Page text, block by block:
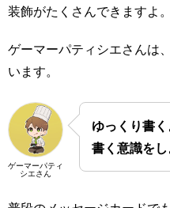
装飾がたくさんできますよ。
ゲーマーパティシエさんは
います。
ゲーマーパティ
シエさん
ゆっくり書
書く意識をし